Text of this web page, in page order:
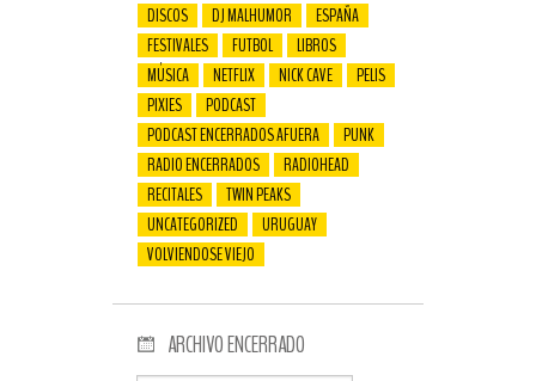
DISCOS
DJ MALHUMOR
ESPAÑA
FESTIVALES
FUTBOL
LIBROS
MÚSICA
NETFLIX NICK CAVE
PELIS
PIXIES
PODCAST
PODCAST ENCERRADOS AFUERA
PUNK
RADIO ENCERRADOS
RADIOHEAD
RECITALES
TWIN PEAKS
UNCATEGORIZED
URUGUAY
VOLVIENDOSE VIEJO
ARCHIVO ENCERRADO